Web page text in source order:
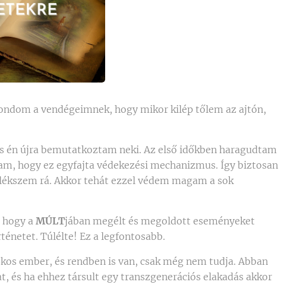
a vendégeimnek, hogy mikor kilép tőlem az ajtón,
újra bemutatkoztam neki. Az első időkben haragudtam
hogy ez egyfajta védekezési mechanizmus. Így biztosan
rá. Akkor tehát ezzel védem magam a sok
aMÚLTjában megélt és megoldott eseményeket
Túlélte! Ez a legfontosabb.
ember, és rendben is van, csak még nem tudja. Abban
és ha ehhez társult egy transzgenerációs elakadás akkor